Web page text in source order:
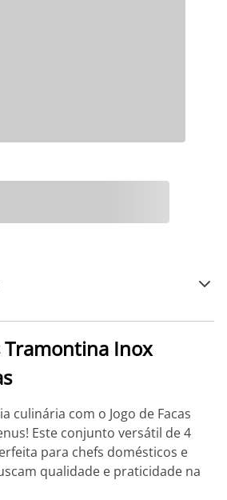
Tramontina Inox
culinária com o Jogo de Facas
Este conjunto versátil de 4
para chefs domésticos e
qualidade e praticidade na